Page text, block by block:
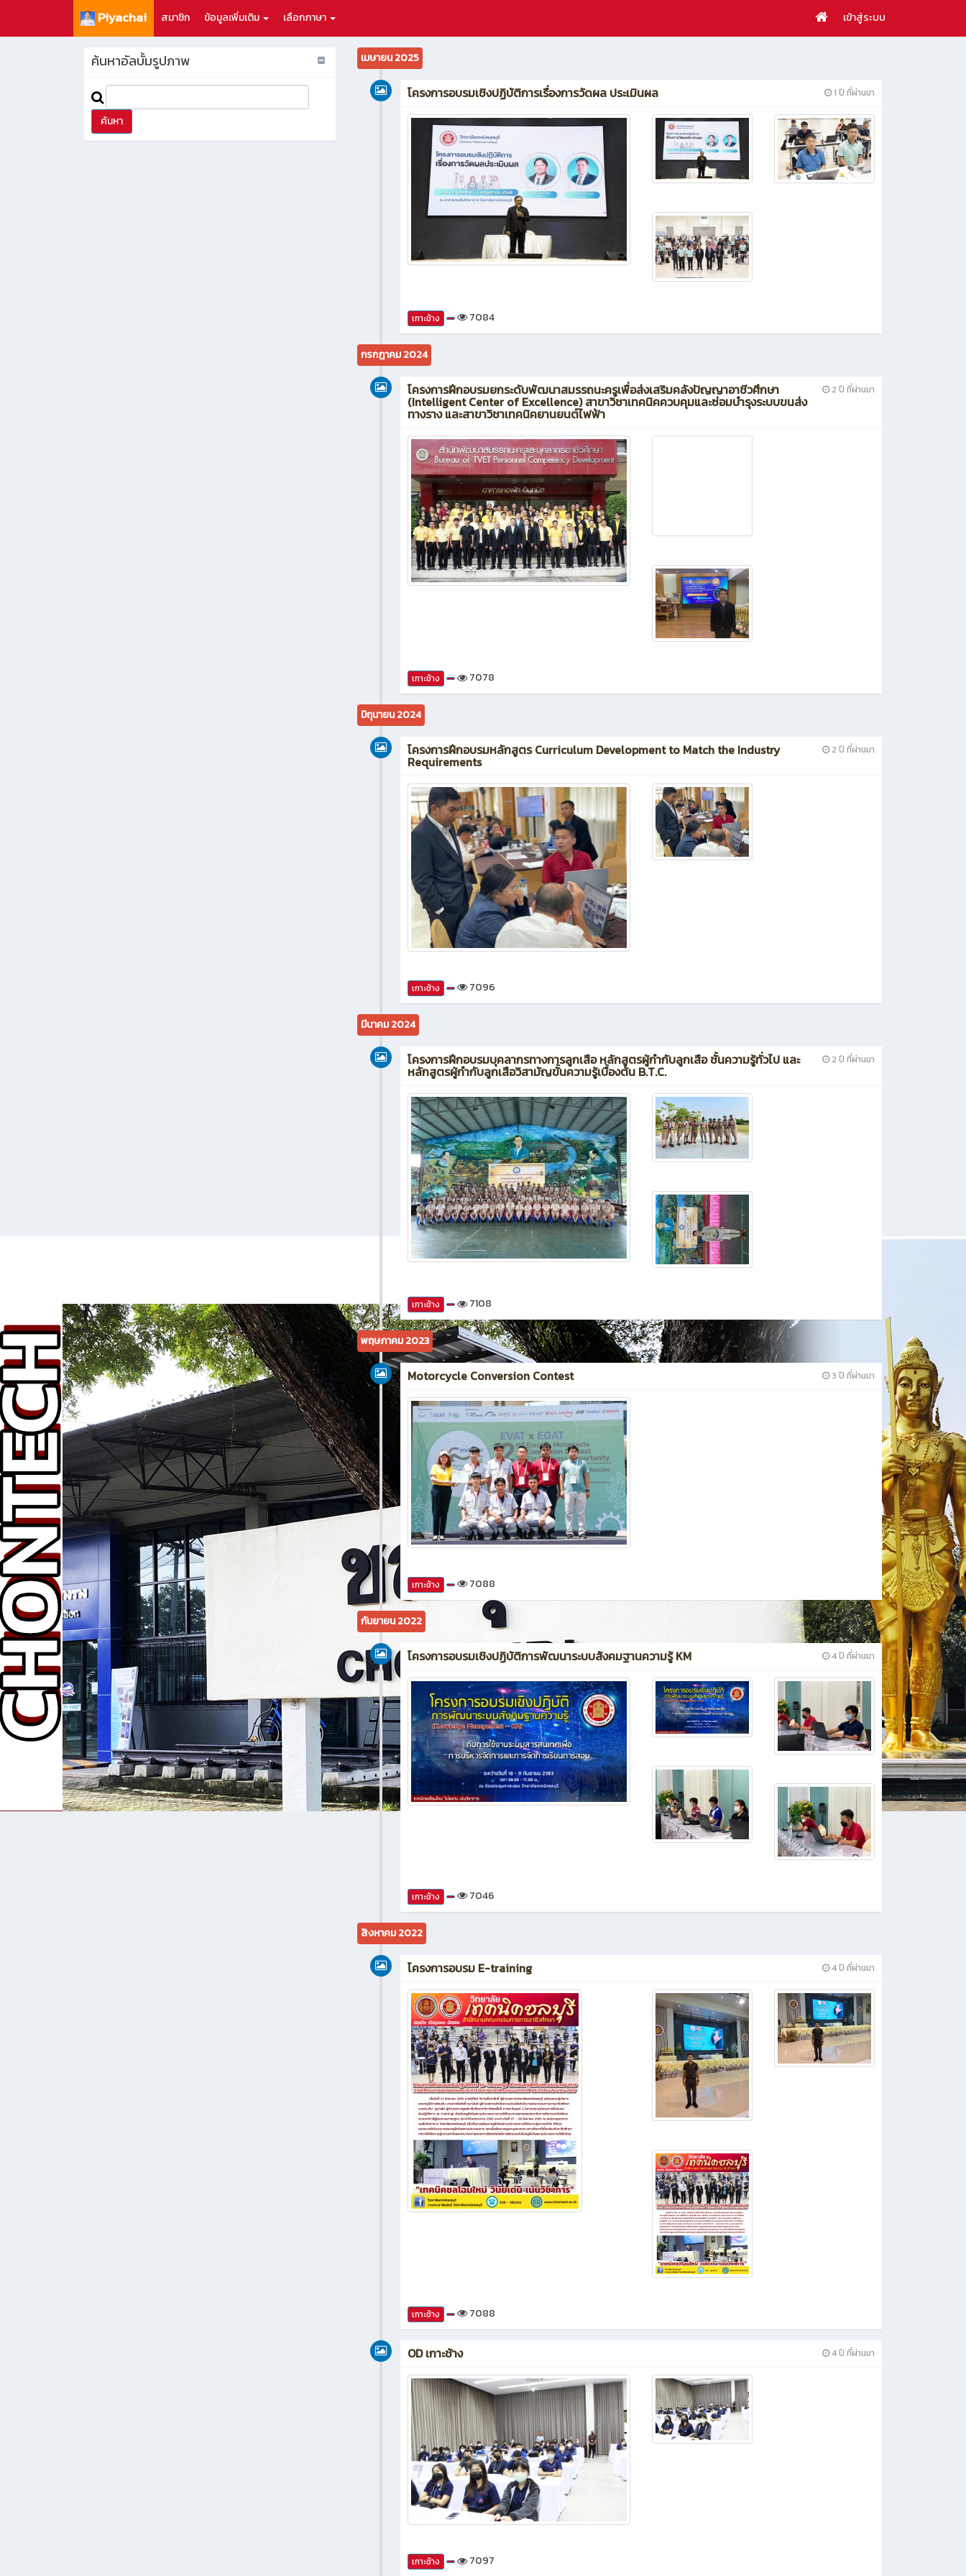
Piyachai สมาชิก ข้อมูลเพิ่มเติม เลือกภาษา เข้าสู่ระบบ
ค้นหาอัลบั้มรูปภาพ เมษายน 2025
1 ปี ที่ผ่านมา
โครงการอบรมเชิงปฏิบัติการเรื่องการวัดผล ประเมินผล
เกาะช้าง 7084
กรกฎาคม 2024
2 ปี ที่ผ่านมา
โครงการฝึกอบรมยกระดับพัฒนาสมรรถนะครูเพื่อส่งเสริมคลังปัญญาอาชีวศึกษา
(Intelligent Center of Excellence) สาขาวิชาเทคนิคควบคุมและซ่อมบำรุงระบบขนส่ง
ทางราง และสาขาวิชาเทคนิคยานยนต์ไฟฟ้า
เกาะช้าง 7078
มิถุนายน 2024
2 ปี ที่ผ่านมา
โครงการฝึกอบรมหลักสูตร Curriculum Development to Match the Industry
Requirements
เกาะช้าง 7096
มีนาคม 2024
2 ปี ที่ผ่านมา
โครงการฝึกอบรมบุคลากรทางการลูกเสือ หลักสูตรผู้กำกับลูกเสือ ชั้นความรู้ทั่วไป และ
หลักสูตรผู้กำกับลูกเสือวิสามัญขั้นความรู้เบื้องต้น B.T.C.
เกาะช้าง 7108
พฤษภาคม 2023
3 ปี ที่ผ่านมา
Motorcycle Conversion Contest
เกาะช้าง 7088
กันยายน 2022
4 ปี ที่ผ่านมา
โครงการอบรมเชิงปฏิบัติการพัฒนาระบบสังคมฐานความรู้ KM
เกาะช้าง 7046
สิงหาคม 2022
4 ปี ที่ผ่านมา
โครงการอบรม E-training
เกาะช้าง 7088
4 ปี ที่ผ่านมา
OD เกาะช้าง
เกาะช้าง 7097